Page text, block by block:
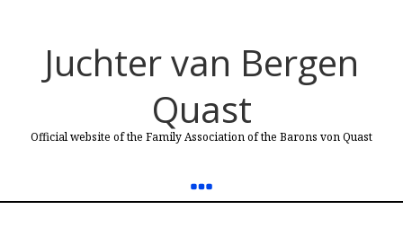
Juchter van Bergen
Quast
Official website of the Family Association of the Barons von Quast